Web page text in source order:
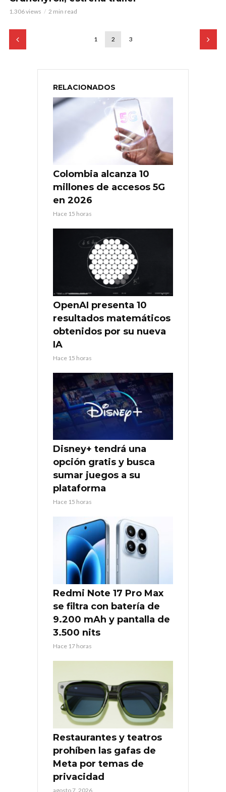
1.306 views 2 min read
1 2 3
RELACIONADOS
Colombia alcanza 10
millones de accesos 5G
en 2026
Hace 15 horas
OpenAI presenta 10
resultados matemáticos
obtenidos por su nueva
IA
Hace 15 horas
Disney+ tendrá una
opción gratis y busca
sumar juegos a su
plataforma
Hace 15 horas
Redmi Note 17 Pro Max
se filtra con batería de
9.200 mAh y pantalla de
3.500 nits
Hace 17 horas
Restaurantes y teatros
prohíben las gafas de
Meta por temas de
privacidad
agosto 7, 2026